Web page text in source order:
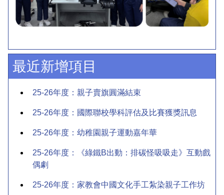
最近新增項目
25-26年度：親子賣旗圓滿結束
25-26年度：國際聯校學科評估及比賽獲獎訊息
25-26年度：幼稚園親子運動嘉年華
25-26年度：《綠鐵B出動：排碳怪吸吸走》互動戲
偶劇
25-26年度：家教會中國文化手工紮染親子工作坊